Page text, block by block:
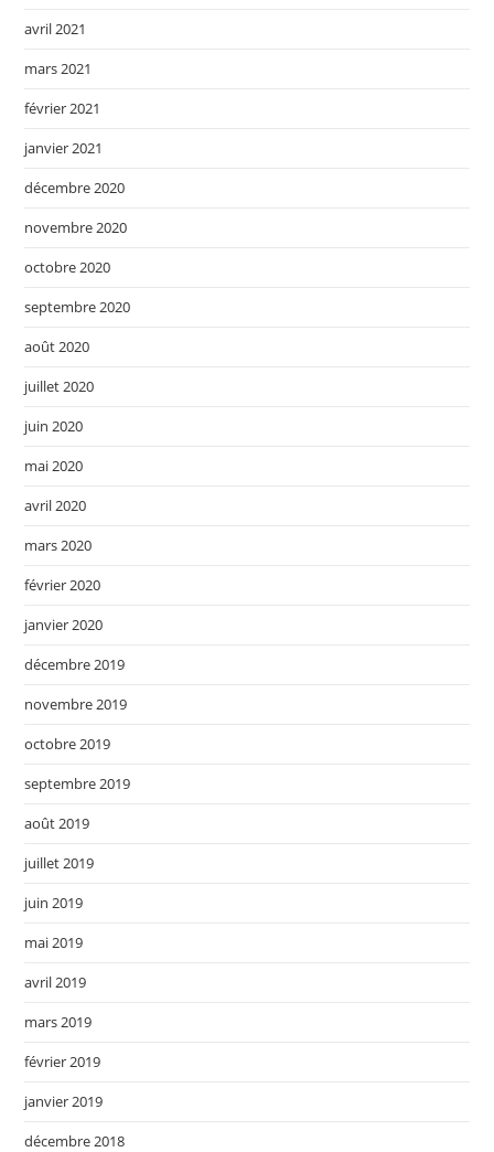
avril 2021
mars 2021
février 2021
janvier 2021
décembre 2020
novembre 2020
octobre 2020
septembre 2020
août 2020
juillet 2020
juin 2020
mai 2020
avril 2020
mars 2020
février 2020
janvier 2020
décembre 2019
novembre 2019
octobre 2019
septembre 2019
août 2019
juillet 2019
juin 2019
mai 2019
avril 2019
mars 2019
février 2019
janvier 2019
décembre 2018